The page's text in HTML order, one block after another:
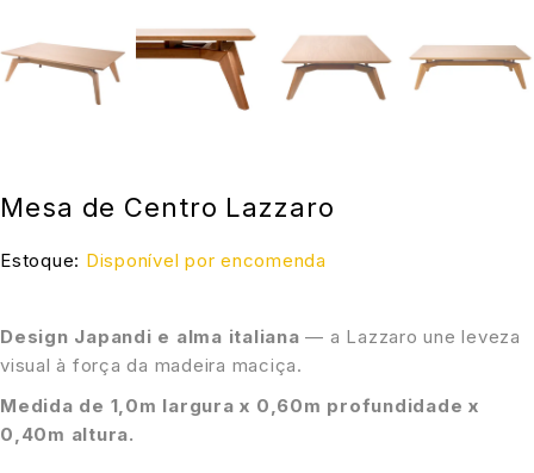
Mesa de Centro Lazzaro
Estoque: Disponível por encomenda
Design Japandi e alma italiana — a Lazzaro une leveza
visual à força da madeira maciça.
Medida de 1,0m largura x 0,60m profundidade x
0,40m altura.